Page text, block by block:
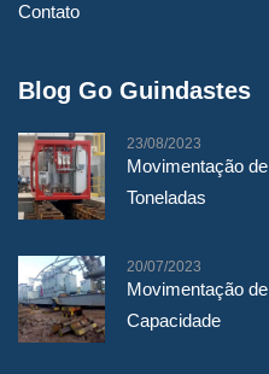
Contato
Blog Go Guindastes
23/08/2023
Movimentação
Toneladas
20/07/2023
Movimentação
Capacidade